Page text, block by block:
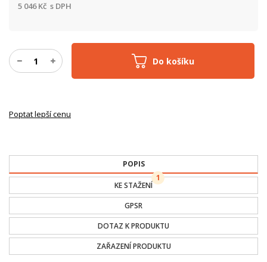
Do košíku
5 046Kč s DPH
Poptat lepší cenu
POPIS
KE STAŽENÍ
1
GPSR
DOTAZ K PRODUKTU
ZAŘAZENÍ PRODUKTU